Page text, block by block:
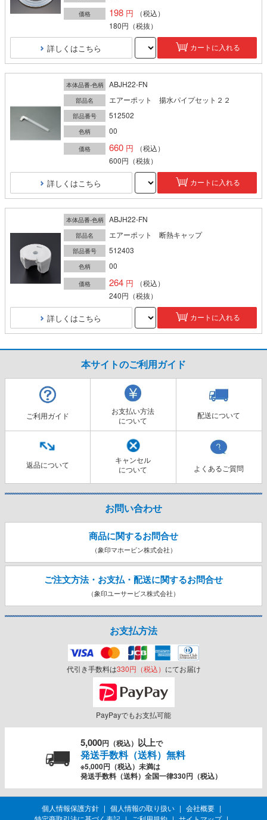
価格 198
（税込）
180円 （税抜）
詳しくはこちら カートに入れる
本体品番-色柄 ABJH22-FN
部品名 エアーポット 揚水パイプセット２２
部品番号 512502
色柄 00
価格 660
（税込）
600円 （税抜）
詳しくはこちら カートに入れる
本体品番-色柄 ABJH22-FN
部品名 エアーポット 断熱キャップ
部品番号 512403
色柄 00
価格 264
（税込）
240円 （税抜）
詳しくはこちら カートに入れる
本サイトのご利用ガイド
ご利用ガイド
お支払い方法
について
配送について
返品について
キャンセル
について
よくあるご質問
お問い合わせ
商品に関するお問合せ
（象印マホービン株式会社）
ご注文方法・お支払・配送に関するお問合せ
（象印ユーサービス株式会社）
お支払方法
代引き手数料は330円（税込） にてお届け
PayPayでもお支払可能
5,000円（税込） 以上で
発送手数料（送料）無料
※5,000円（税込）未満は
発送手数料（送料）全国一律330円（税込）
個人情報保護方針 個人情報の取り扱い
会社概要